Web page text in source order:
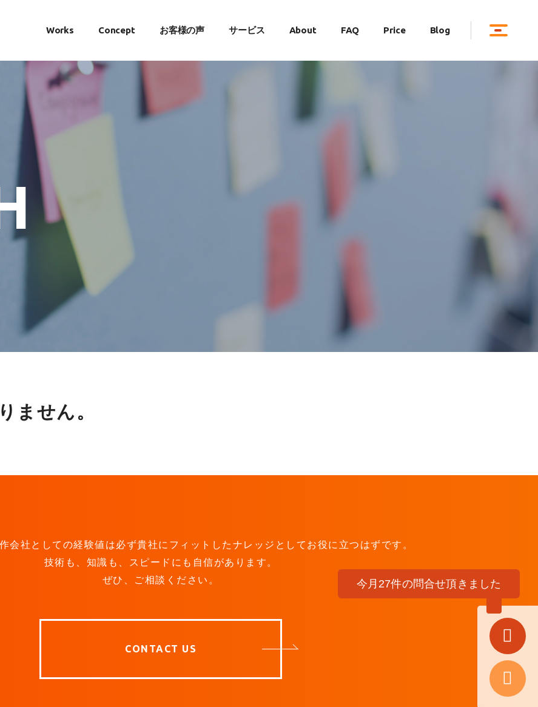
Works Concept お客様の声 サービス About FAQ Price Blog
ません。
会社としての経験値は必ず貴社に フィットしたナレッジとしてお役に立つはずです。
技術も、知識も、スピードにも自信があります。
ぜひ、ご相談ください。
CONTACT US
今月27件の問合せ頂きました